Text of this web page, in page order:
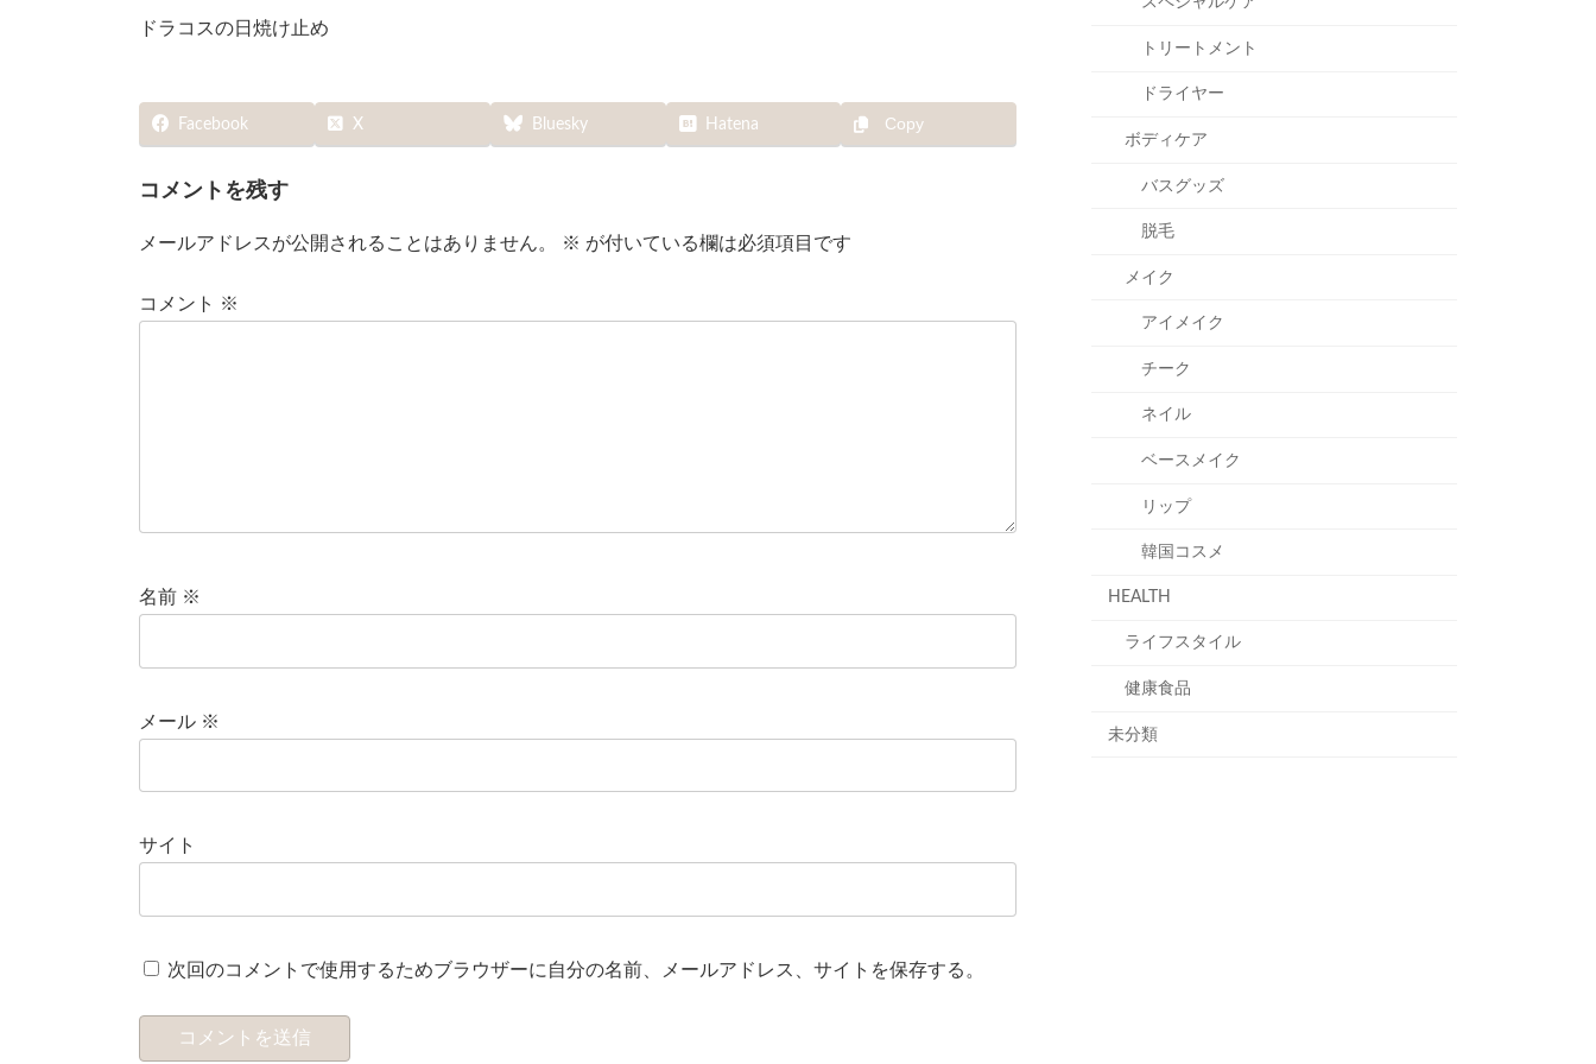
ドラコスの日焼け止め
Facebook X Bluesky Hatena Copy
コメントを残す
メールアドレスが公開されることはありません。 ※ が付いている欄は必須項目です
コメント ※
名前 ※
メール ※
サイト
次回のコメントで使用するためブラウザーに自分の名前、メールアドレス、サイトを保存する。
トリートメント
ドライヤー
ボディケア
バスグッズ
脱毛
メイク
アイメイク
チーク
ネイル
ベースメイク
リップ
韓国コスメ
HEALTH
ライフスタイル
健康食品
未分類